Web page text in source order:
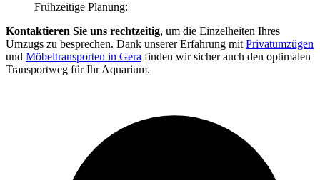
Frühzeitige Planung:
Kontaktieren Sie uns rechtzeitig, um die Einzelheiten Ihres
Umzugs zu besprechen. Dank unserer Erfahrung mit Privatumzügen
und Möbeltransporten in Gera finden wir sicher auch den optimalen
Transportweg für Ihr Aquarium.